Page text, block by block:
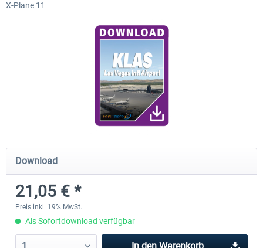
Base San...
19,95 € *
X-Plane 11
Download
21,05 € *
Preis inkl. 19% MwSt.
Als Sofortdownload verfügbar